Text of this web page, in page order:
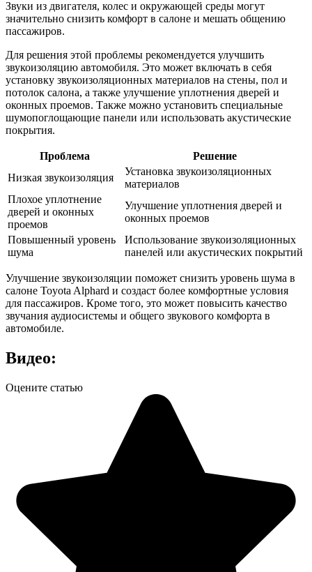
Звуки из двигателя, колес и окружающей среды могут
значительно снизить комфорт в салоне и мешать общению
пассажиров.
Для решения этой проблемы рекомендуется улучшить
звукоизоляцию автомобиля. Это может включать в себя
установку звукоизоляционных материалов на стены, пол и
потолок салона, а также улучшение уплотнения дверей и
оконных проемов. Также можно установить специальные
шумопоглощающие панели или использовать акустические
покрытия.
Проблема
Решение
Низкая звукоизоляция
Установка звукоизоляционных
материалов
Плохое уплотнение
дверей и оконных
проемов
Улучшение уплотнения дверей и
оконных проемов
Повышенный уровень
шума
Использование звукоизоляционных
панелей или акустических покрытий
Улучшение звукоизоляции поможет снизить уровень шума в
салоне Toyota Alphard и создаст более комфортные условия
для пассажиров. Кроме того, это может повысить качество
звучания аудиосистемы и общего звукового комфорта в
автомобиле.
Видео:
Оцените статью